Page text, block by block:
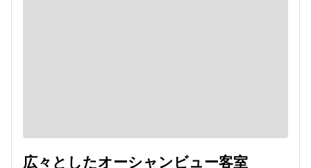
広々としたオーシャンビュー客室